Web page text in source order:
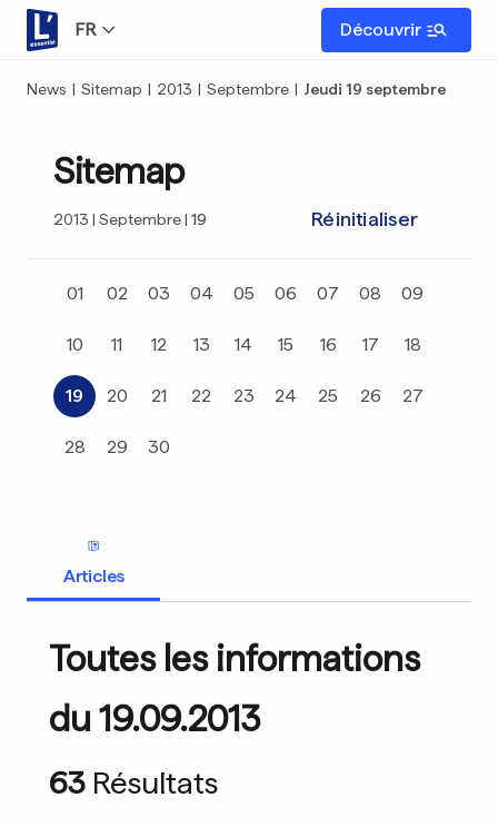
FR Découvrir
News | Sitemap | 2013 | Septembre | Jeudi 19 septembre
Sitemap
2013 Septembre 19 Réinitialiser
01 02 03 04 05 06 07 08 09
10 11 12 13 14 15 16 17 18
19 20 21 22 23 24 25 26 27
28 29 30
Articles
Toutes les informations
du 19.09.2013
63 Résultats